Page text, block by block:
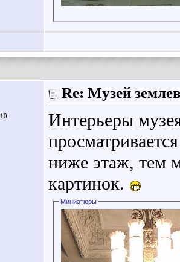
Re: Музей
Интерьеры
ниже этаж, тем
картинок.
Миниатюры